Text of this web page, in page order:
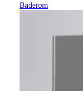
Baderom